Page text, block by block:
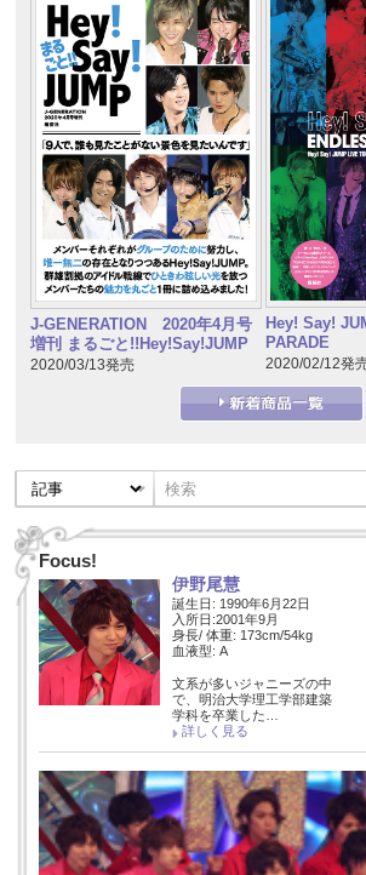
J-GENERATION 2020年4月号
増刊 まるごと!!Hey!Say!JUMP
2020/03/13発売
Hey! Say!
PARADE
2020/02/12発
Focus!
伊野尾慧
誕生日: 1990年6月22日
入所日:2001年9月
身長/ 体重: 173cm/54kg
血液型: A
文系が多いジャニーズの中
で、明治大学理工学部建築
学科を卒業した…
詳しく見る